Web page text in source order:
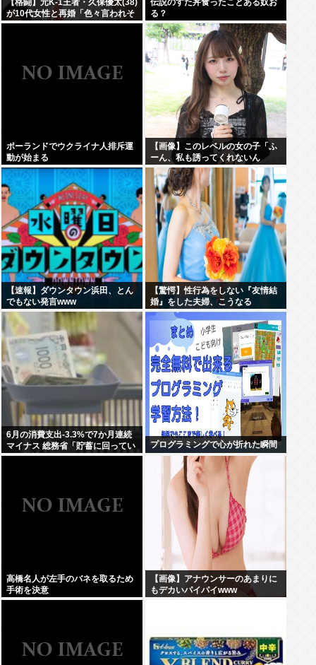
【格闘】元K-1王者・久保優太(38)
が10代女性と再婚「色々言われそ
うですが…」
伝説のすた丼食ったことある奴お
る？
ポーランドでウクライナ人排斥運
動が始まる
【画像】このレベルの女の子「ふ
ーん、私も誘ってくれないん
だ⋯」
【速報】ダウンタウン浜田、とん
でもない発言www
【驚愕】性行為をしない『友情結
婚』をした夫婦、こうなる
⇒･･･！！！
6月の消費支出-3.3%で7か月連続
マイナス 総務省「貯蓄に回ってい
る可能性」
プログラミングで心が折れた瞬間
高橋名人が左手のバネを取るため
手術を決意
【画像】アナウンサーのあまりに
もデカいパイパイwww